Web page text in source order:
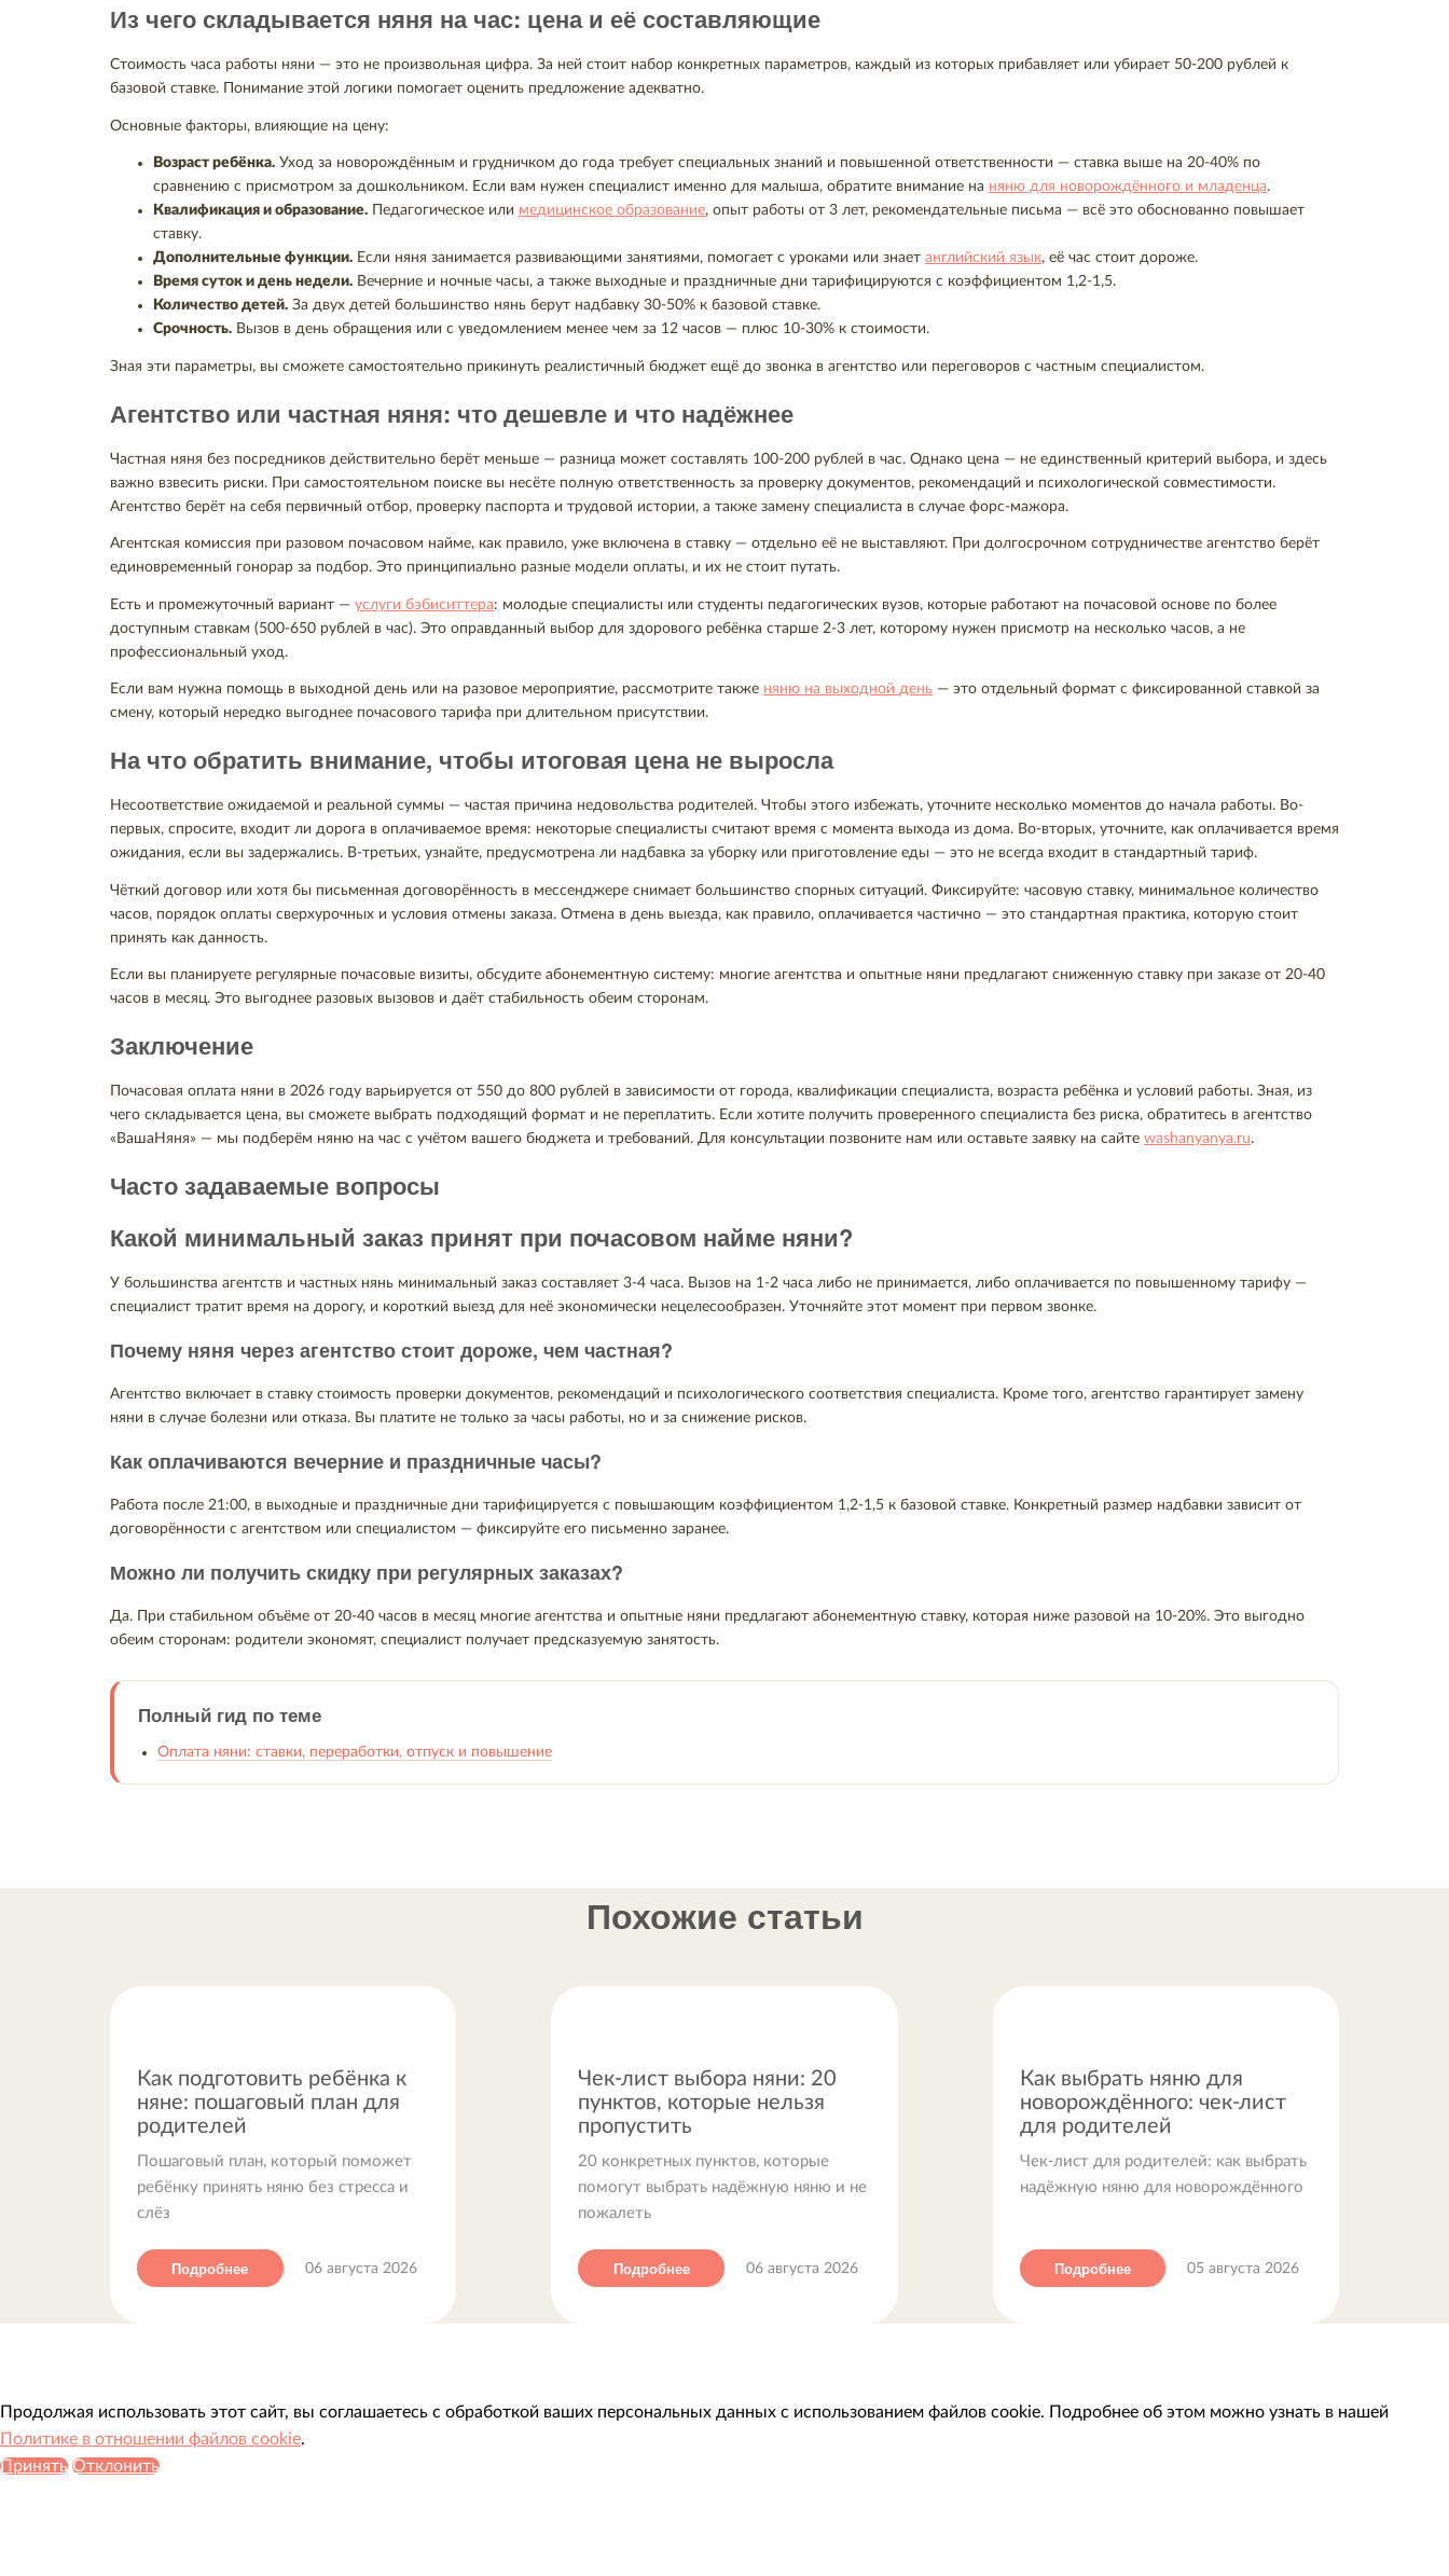
Из чего складывается няня на час: цена и её составляющие
Стоимость часа работы няни — это не произвольная цифра. За ней стоит набор конкретных параметров, каждый из которых прибавляет или убирает 50-200 рублей к
базовой ставке. Понимание этой логики помогает оценить предложение адекватно.
Основные факторы, влияющие на цену:
Возраст ребёнка. Уход за новорождённым и грудничком до года требует специальных знаний и повышенной ответственности — ставка выше на 20-40% по
сравнению с присмотром за дошкольником. Если вам нужен специалист именно для малыша, обратите внимание на няню для новорождённого и младенца.
Квалификация и образование. Педагогическое или медицинское образование, опыт работы от 3 лет, рекомендательные письма — всё это обоснованно повышает
ставку.
Дополнительные функции. Если няня занимается развивающими занятиями, помогает с уроками или знает английский язык, её час стоит дороже.
Время суток и день недели. Вечерние и ночные часы, а также выходные и праздничные дни тарифицируются с коэффициентом 1,2-1,5.
Количество детей. За двух детей большинство нянь берут надбавку 30-50% к базовой ставке.
Срочность. Вызов в день обращения или с уведомлением менее чем за 12 часов — плюс 10-30% к стоимости.
Зная эти параметры, вы сможете самостоятельно прикинуть реалистичный бюджет ещё до звонка в агентство или переговоров с частным специалистом.
Агентство или частная няня: что дешевле и что надёжнее
Частная няня без посредников действительно берёт меньше — разница может составлять 100-200 рублей в час. Однако цена — не единственный критерий выбора, и здесь
важно взвесить риски. При самостоятельном поиске вы несёте полную ответственность за проверку документов, рекомендаций и психологической совместимости.
Агентство берёт на себя первичный отбор, проверку паспорта и трудовой истории, а также замену специалиста в случае форс-мажора.
Агентская комиссия при разовом почасовом найме, как правило, уже включена в ставку — отдельно её не выставляют. При долгосрочном сотрудничестве агентство берёт
единовременный гонорар за подбор. Это принципиально разные модели оплаты, и их не стоит путать.
Есть и промежуточный вариант — услуги бэбиситтера: молодые специалисты или студенты педагогических вузов, которые работают на почасовой основе по более
доступным ставкам (500-650 рублей в час). Это оправданный выбор для здорового ребёнка старше 2-3 лет, которому нужен присмотр на несколько часов, а не
профессиональный уход.
Если вам нужна помощь в выходной день или на разовое мероприятие, рассмотрите также няню на выходной день — это отдельный формат с фиксированной ставкой за
смену, который нередко выгоднее почасового тарифа при длительном присутствии.
На что обратить внимание, чтобы итоговая цена не выросла
Несоответствие ожидаемой и реальной суммы — частая причина недовольства родителей. Чтобы этого избежать, уточните несколько моментов до начала работы. Во-
первых, спросите, входит ли дорога в оплачиваемое время: некоторые специалисты считают время с момента выхода из дома. Во-вторых, уточните, как оплачивается время
ожидания, если вы задержались. В-третьих, узнайте, предусмотрена ли надбавка за уборку или приготовление еды — это не всегда входит в стандартный тариф.
Чёткий договор или хотя бы письменная договорённость в мессенджере снимает большинство спорных ситуаций. Фиксируйте: часовую ставку, минимальное количество
часов, порядок оплаты сверхурочных и условия отмены заказа. Отмена в день выезда, как правило, оплачивается частично — это стандартная практика, которую стоит
принять как данность.
Если вы планируете регулярные почасовые визиты, обсудите абонементную систему: многие агентства и опытные няни предлагают сниженную ставку при заказе от 20-40
часов в месяц. Это выгоднее разовых вызовов и даёт стабильность обеим сторонам.
Заключение
Почасовая оплата няни в 2026 году варьируется от 550 до 800 рублей в зависимости от города, квалификации специалиста, возраста ребёнка и условий работы. Зная, из
чего складывается цена, вы сможете выбрать подходящий формат и не переплатить. Если хотите получить проверенного специалиста без риска, обратитесь в агентство
«ВашаНяня» — мы подберём няню на час с учётом вашего бюджета и требований. Для консультации позвоните нам или оставьте заявку на сайте washanyanya.ru.
Часто задаваемые вопросы
Какой минимальный заказ принят при почасовом найме няни?
У большинства агентств и частных нянь минимальный заказ составляет 3-4 часа. Вызов на 1-2 часа либо не принимается, либо оплачивается по повышенному тарифу —
специалист тратит время на дорогу, и короткий выезд для неё экономически нецелесообразен. Уточняйте этот момент при первом звонке.
Почему няня через агентство стоит дороже, чем частная?
Агентство включает в ставку стоимость проверки документов, рекомендаций и психологического соответствия специалиста. Кроме того, агентство гарантирует замену
няни в случае болезни или отказа. Вы платите не только за часы работы, но и за снижение рисков.
Как оплачиваются вечерние и праздничные часы?
Работа после 21:00, в выходные и праздничные дни тарифицируется с повышающим коэффициентом 1,2-1,5 к базовой ставке. Конкретный размер надбавки зависит от
договорённости с агентством или специалистом — фиксируйте его письменно заранее.
Можно ли получить скидку при регулярных заказах?
Да. При стабильном объёме от 20-40 часов в месяц многие агентства и опытные няни предлагают абонементную ставку, которая ниже разовой на 10-20%. Это выгодно
обеим сторонам: родители экономят, специалист получает предсказуемую занятость.
Полный гид по теме
Оплата няни: ставки, переработки, отпуск и повышение
Похожие статьи
Как подготовить ребёнка к
няне: пошаговый план для
родителей
Пошаговый план, который поможет
ребёнку принять няню без стресса и
слёз
Подробнее 06 августа 2026
Чек-лист выбора няни: 20
пунктов, которые нельзя
пропустить
20 конкретных пунктов, которые
помогут выбрать надёжную няню и не
пожалеть
Подробнее 06 августа 2026
Как выбрать няню для
новорождённого: чек-лист
для родителей
Чек-лист для родителей: как выбрать
надёжную няню для новорождённого
Подробнее 05 августа 2026
Продолжая использовать этот сайт, вы соглашаетесь с обработкой ваших персональных данных с использованием файлов cookie. Подробнее об этом можно узнать в нашей
Политике в отношении файлов cookie.
Принять Отклонить